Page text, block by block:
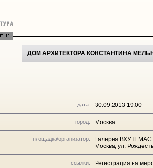
ДОМ АРХИТЕКТОРА КОНСТАНТИНА
дата: 30.09.2013 19:00
город: Москва
площадка/организатор:
Галерея ВХУТЕМАС
Москва, ул.
ссылки: Регистрация на